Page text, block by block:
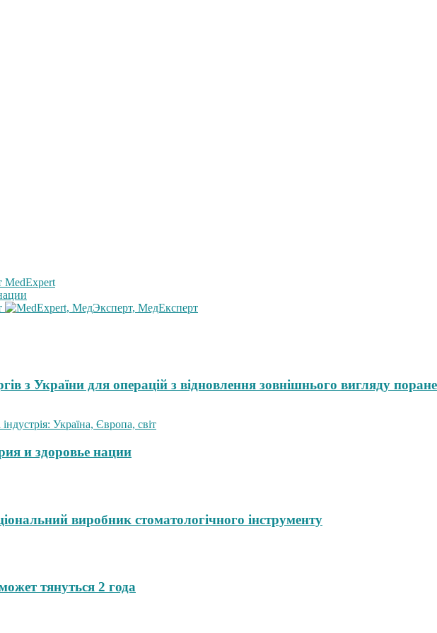
MedExpert
з України для операцій з відновлення зовнішнього вигляду
и здоровье нации
виробник стоматологічного інструменту
тянуться 2 года